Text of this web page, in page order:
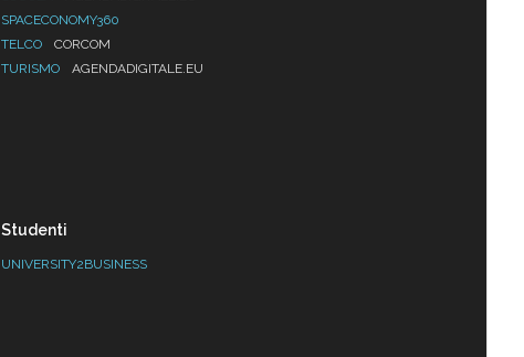
SPACECONOMY360
TELCO
CORCOM
TURISMO
AGENDADIGITALE.EU
Studenti
UNIVERSITY2BUSINESS